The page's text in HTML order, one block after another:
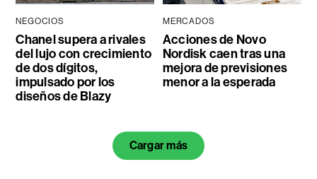
NEGOCIOS
Chanel supera a rivales
del lujo con crecimiento
de dos dígitos,
impulsado por los
diseños de Blazy
MERCADOS
Acciones de Novo
Nordisk caen tras una
mejora de previsiones
menor a la esperada
Cargar más